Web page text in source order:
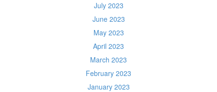
July 2023
June 2023
May 2023
April 2023
March 2023
February 2023
January 2023